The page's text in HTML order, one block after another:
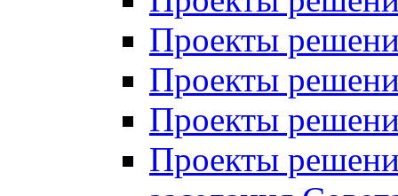
Проекты
Проекты
Проекты
Проекты